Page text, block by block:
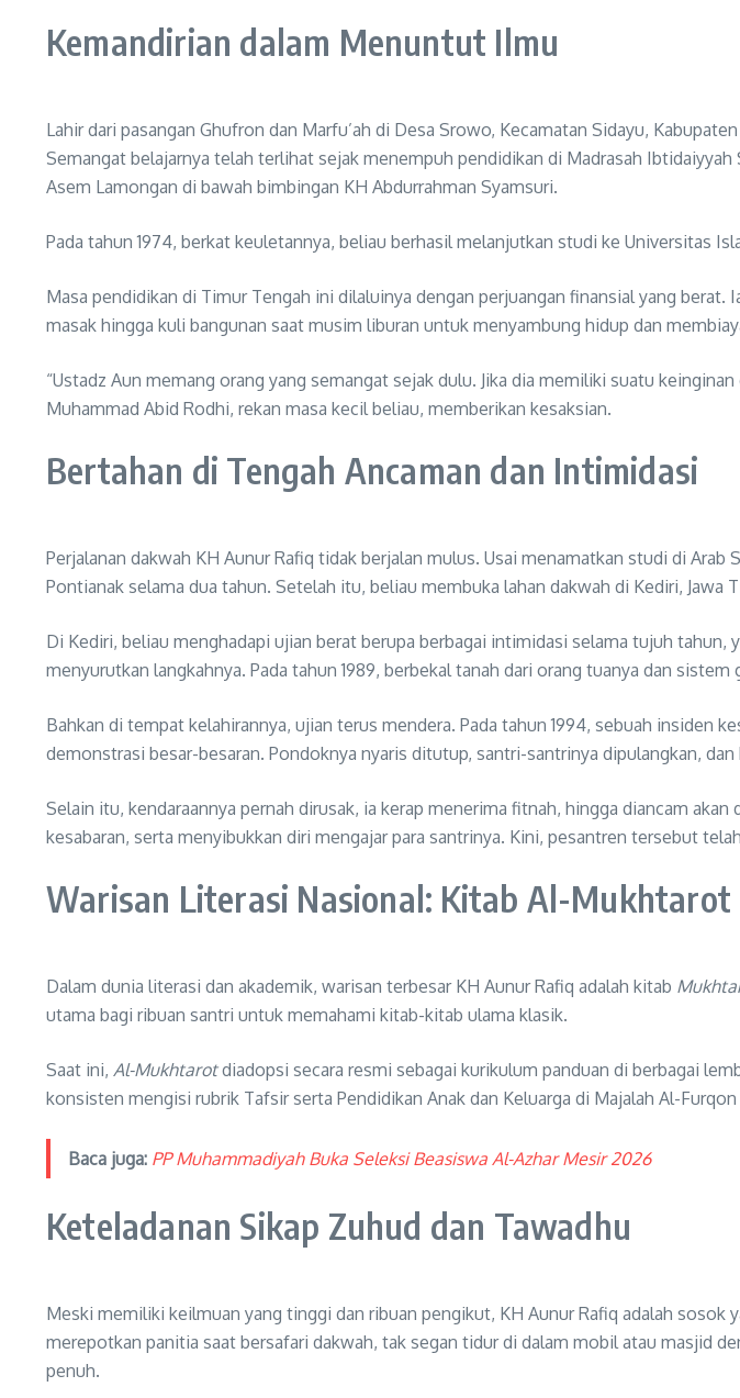
Kemandirian dalam Menuntut Ilmu
Lahir dari pasangan Ghufron dan Marfu’ah di Desa Srowo, Kecamatan Sidayu,
Semangat belajarnya telah terlihat sejak menempuh pendidikan di Madrasah
Asem Lamongan di bawah bimbingan KH Abdurrahman Syamsuri.
Pada tahun 1974, berkat keuletannya, beliau berhasil melanjutkan studi ke Universitas
Masa pendidikan di Timur Tengah ini dilaluinya dengan perjuangan finansial yang
masak hingga kuli bangunan saat musim liburan untuk menyambung hidup dan
“Ustadz Aun memang orang yang semangat sejak dulu. Jika dia memiliki suatu
Muhammad Abid Rodhi, rekan masa kecil beliau, memberikan kesaksian.
Bertahan di Tengah Ancaman dan Intimidasi
Perjalanan dakwah KH Aunur Rafiq tidak berjalan mulus. Usai menamatkan studi di Arab
Pontianak selama dua tahun. Setelah itu, beliau membuka lahan dakwah di Kediri, Jawa
Di Kediri, beliau menghadapi ujian berat berupa berbagai intimidasi selama tujuh
menyurutkan langkahnya. Pada tahun 1989, berbekal tanah dari orang tuanya dan
Bahkan di tempat kelahirannya, ujian terus mendera. Pada tahun 1994, sebuah insiden
demonstrasi besar-besaran. Pondoknya nyaris ditutup, santri-santrinya dipulangkan, dan
Selain itu, kendaraannya pernah dirusak, ia kerap menerima fitnah, hingga diancam
kesabaran, serta menyibukkan diri mengajar para santrinya. Kini, pesantren tersebut
Warisan Literasi Nasional: Kitab Al-Mukhtarot
Dalam dunia literasi dan akademik, warisan terbesar KH Aunur Rafiq adalah kitab
utama bagi ribuan santri untuk memahami kitab-kitab ulama klasik.
Saat ini, Al-Mukhtarotdiadopsi secara resmi sebagai kurikulum panduan di berbagai
konsisten mengisi rubrik Tafsir serta Pendidikan Anak dan Keluarga di Majalah Al-
Baca juga: PP Muhammadiyah Buka Seleksi Beasiswa Al-Azhar Mesir 2026
Keteladanan Sikap Zuhud dan Tawadhu
Meski memiliki keilmuan yang tinggi dan ribuan pengikut, KH Aunur Rafiq adalah
merepotkan panitia saat bersafari dakwah, tak segan tidur di dalam mobil atau masjid
penuh.